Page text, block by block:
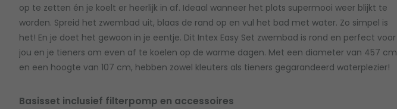
op te zetten én je koelt er heerlijk in af. Ideaal wanneer het plots supermooi weer blijkt te
worden. Spreid het zwembad uit, blaas de rand op en vul het bad met water. Zo simpel is
het! En je doet het gewoon in je eentje. Dit Intex Easy Set zwembad is rond en perfect voor
jou en je tieners om even af te koelen op de warme dagen. Met een diameter van 457 cm
en een hoogte van 107 cm, hebben zowel kleuters als tieners gegarandeerd waterplezier!
Basisset inclusief filterpomp en accessoires